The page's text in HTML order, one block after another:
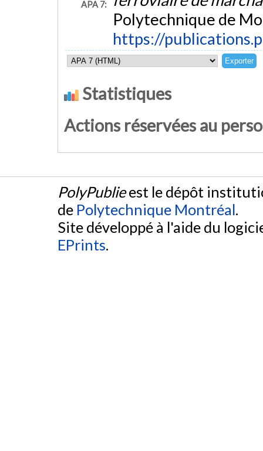
APA 7:
Polytechnique de
https://
Statistiques
Actions réservées au
PolyPublieest le dépôt
de Polytechnique Montréal.
Site développé à l'aide du
EPrints.